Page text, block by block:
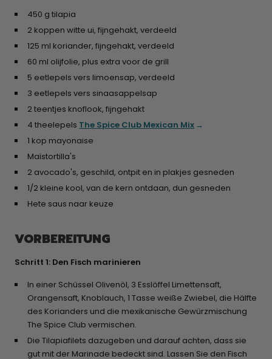
450 g tilapia
2 koppen witte ui, fijngehakt, verdeeld
125 ml koriander, fijngehakt, verdeeld
60 ml olijfolie, plus extra voor de grill
5 eetlepels vers limoensap, verdeeld
3 eetlepels vers sinaasappelsap
2 teentjes knoflook, fijngehakt
4 theelepels The Spice Club Mexican Mix
1 kop mayonaise
Maïstortilla's
2 avocado's, geschild, ontpit en in plakjes gesneden
1/2 kleine kool, van de kern ontdaan, dun gesneden
Hete saus naar keuze
VORBEREITUNG
Schritt 1: Den Fisch marinieren
In einer Schüssel Olivenöl, 3 Esslöffel Limettensaft,
Orangensaft, Knoblauch, 1 Tasse weiße Zwiebel, die Hälfte
des Korianders und die mexikanische Gewürzmischung
The Spice Club vermischen.
Die Tilapiafilets dazugeben und darauf achten, dass sie
gut mit der Marinade bedeckt sind. Lassen Sie den Fisch